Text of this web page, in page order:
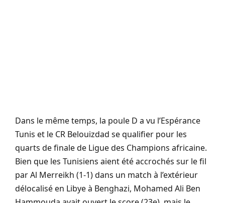
Dans le même temps, la poule D a vu l’Espérance
Tunis et le CR Belouizdad se qualifier pour les
quarts de finale de Ligue des Champions africaine.
Bien que les Tunisiens aient été accrochés sur le fil
par Al Merreikh (1-1) dans un match à l’extérieur
délocalisé en Libye à Benghazi, Mohamed Ali Ben